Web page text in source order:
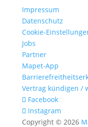
Dreikönig:
Karfreitag:
Ostersonntag:
Ostermontag
Christi
Pfingstsonntag:
Pfingstmontag:
Fronleichnam:
Tag der dt.
Impressum
Datenschutz
Cookie-
Jobs
Partner
Mapet-App
Vertrag kündigen /
Facebook
Instagram
Copyright © 2026